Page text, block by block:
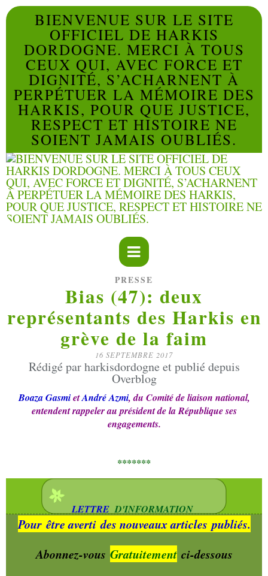
BIENVENUE SUR LE SITE
OFFICIEL DE HARKIS
DORDOGNE. MERCI À TOUS
CEUX QUI, AVEC FORCE ET
DIGNITÉ, S’ACHARNENT À
PERPÉTUER LA MÉMOIRE DES
HARKIS, POUR QUE JUSTICE,
RESPECT ET HISTOIRE NE
SOIENT JAMAIS OUBLIÉS.
PRESSE
Bias (47): deux
représentants des Harkis en
grève de la faim
16 SEPTEMBRE 2017
Rédigé par harkisdordogne et publié depuis
Overblog
Boaza GasmietAndré Azmi, du Comité de liaison national,
entendent rappeler au président de la République ses
engagements.
*******
LETTRED'INFORMATION
Pour être avertides nouveaux articles publiés.
Abonnez-vous Gratuitement ci-dessous